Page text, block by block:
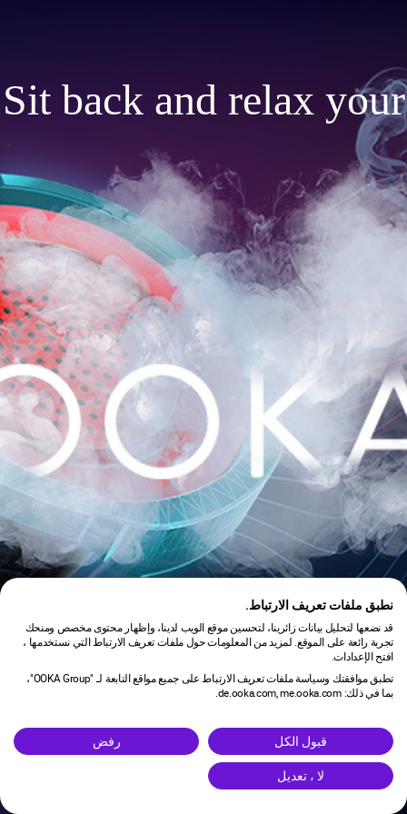
Sit back and relax your
is under maintenance.
نطبق ملفات تعريف الارتباط.
قد نضعها لتحليل بيانات زائرينا، لتحسين موقع الويب لدينا، وإظهار محتوى مخصص ومنحك
تجربة رائعة على الموقع. لمزيد من المعلومات حول ملفات تعريف الارتباط التي نستخدمها ،
افتح الإعدادات.
تطبق موافقتك وسياسة ملفات تعريف الارتباط على جميع مواقع التابعة لـ "OOKA Group"،
بما في ذلك: de.ooka.com, me.ooka.com.
قبول الكل رفض
لا ، تعديل